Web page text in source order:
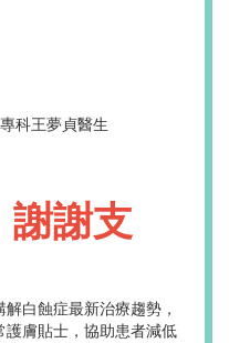
科王夢貞醫生
謝謝支
白蝕症最新治療趨勢，
護膚貼士，協助患者減低